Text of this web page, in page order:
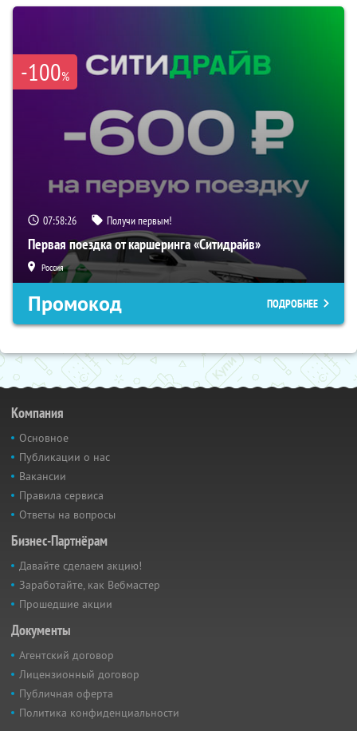
-100%
07:58:25 Получи первым!
Первая поездка от каршеринга «Ситидрайв»
Россия
Промокод ПОДРОБНЕЕ
Компания
Основное
Публикации о нас
Вакансии
Правила сервиса
Ответы на вопросы
Бизнес-Партнёрам
Давайте сделаем акцию!
Заработайте, как Вебмастер
Прошедшие акции
Документы
Агентский договор
Лицензионный договор
Публичная оферта
Политика конфиденциальности